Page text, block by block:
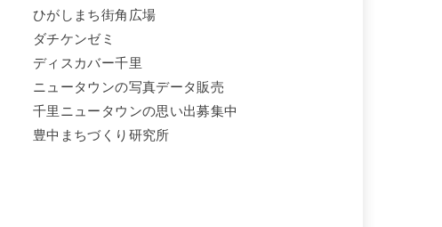
ひがしまち街角広場
ダチケンゼミ
ディスカバー千里
ニュータウンの写真データ販売
千里ニュータウンの思い出募集中
豊中まちづくり研究所